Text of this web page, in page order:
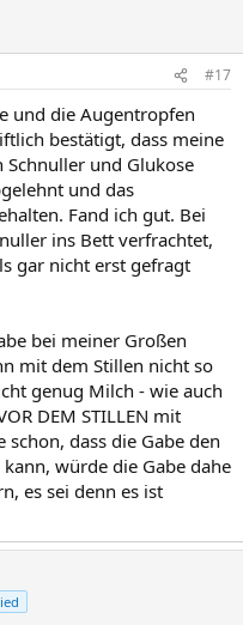
#17
und die Augentropfen
bestätigt, dass meine
und Glukose
und das
Fand ich gut. Bei
ins Bett verfrachtet,
gar nicht erst gefragt
bei meiner Großen
mit dem Stillen nicht so
genug Milch - wie auch
DEM STILLEN mit
dass die Gabe den
würde die Gabe dahe
es sei denn es ist